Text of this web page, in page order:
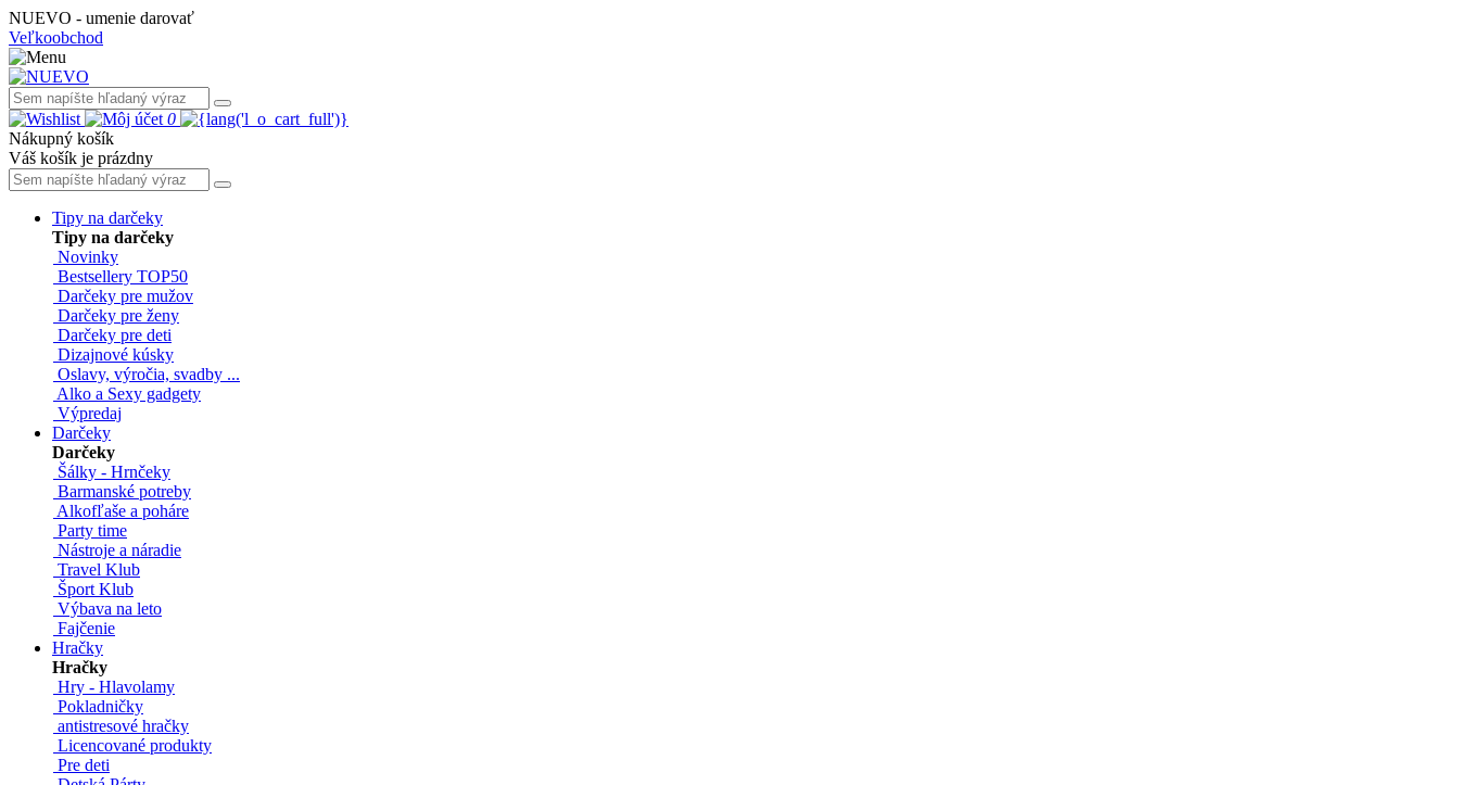
NUEVO - umenie darovať
Veľkoobchod
0
Nákupný košík
Váš košík je prázdny
Tipy na darčeky
Tipy na darčeky
Novinky
Bestsellery TOP50
Darčeky pre mužov
Darčeky pre ženy
Darčeky pre deti
Dizajnové kúsky
Oslavy, výročia, svadby ...
Alko a Sexy gadgety
Výpredaj
Darčeky
Darčeky
Šálky - Hrnčeky
Barmanské potreby
Alkofľaše a poháre
Party time
Nástroje a náradie
Travel Klub
Šport Klub
Výbava na leto
Fajčenie
Hračky
Hračky
Hry - Hlavolamy
Pokladničky
antistresové hračky
Licencované produkty
Pre deti